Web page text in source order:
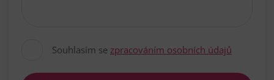
Souhlasím se zpracováním osobních údajů